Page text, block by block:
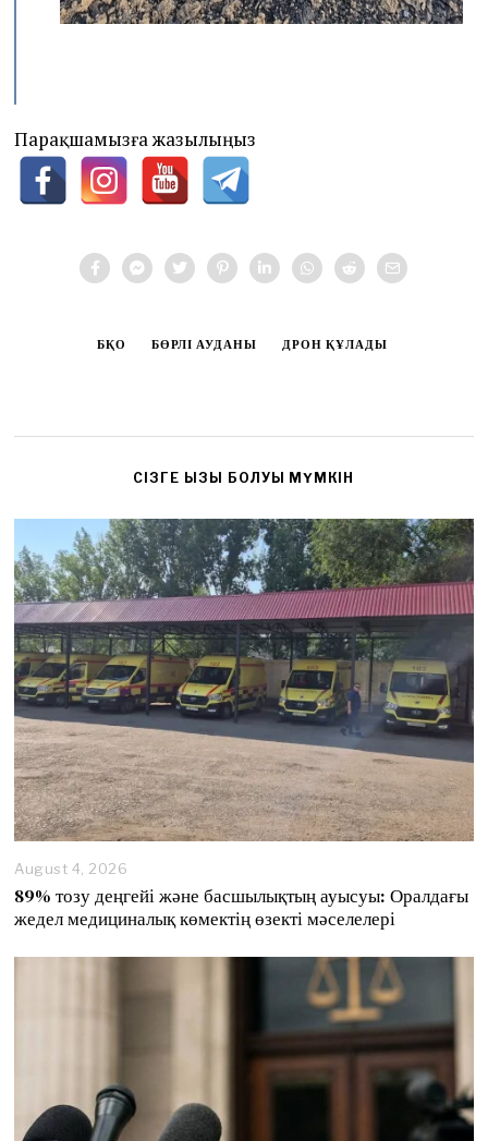
Парақшамызға жазылыңыз
БҚО БӨРЛІ АУДАНЫ ДРОН ҚҰЛАДЫ
CІЗГЕ ҚЫЗЫҚ БОЛУЫ МҮМКІН
August 4, 2026
89% тозу деңгейі және басшылықтың ауысуы: Оралдағы
жедел медициналық көмектің өзекті мәселелері